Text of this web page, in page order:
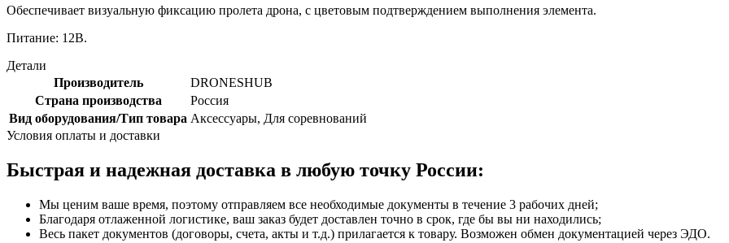
Обеспечивает визуальную фиксацию пролета дрона, с цветовым подтверждением выполнения элемента.
Питание: 12В.
Детали
Производитель
DRONESHUB
Страна производства
Россия
Вид оборудования/Тип товара Аксессуары, Для соревнований
Условия оплаты и доставки
Быстрая и надежная доставка в любую точку России:
Мы ценим ваше время, поэтому отправляем все необходимые документы в течение 3 рабочих дней;
Благодаря отлаженной логистике, ваш заказ будет доставлен точно в срок, где бы вы ни находились;
Весь пакет документов (договоры, счета, акты и т.д.) прилагается к товару. Возможен обмен документацией через ЭДО.